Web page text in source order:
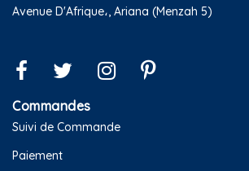
Avenue D'Afrique،, Ariana (Menzah 5)
Commandes
Suivi de Commande
Paiement